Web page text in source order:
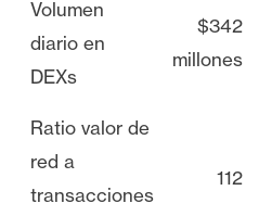
Volumen
diario en
DEXs
$342
millones
Ratio valor de
red a
transacciones
112